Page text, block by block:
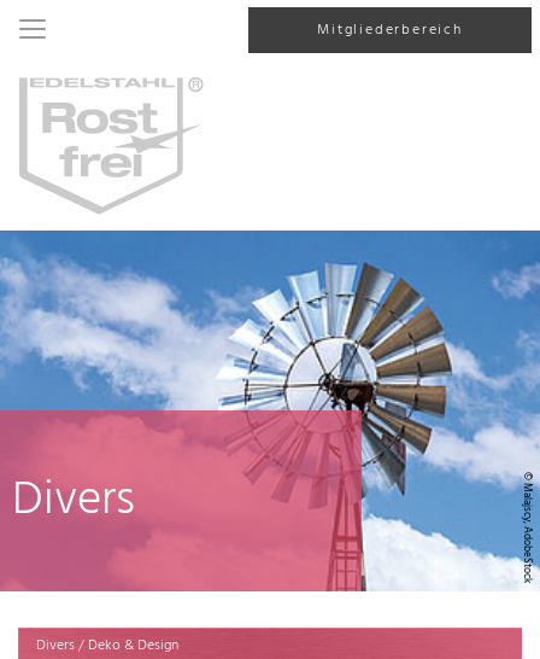
Mitgliederbereich
© Malajscy, AdobeStock
Divers
Divers / Deko & Design